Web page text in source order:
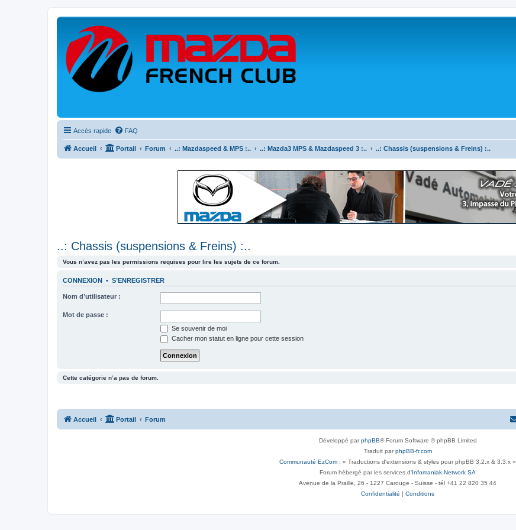
Accès rapide FAQ
Accueil Portail Forum ..: Mazdaspeed & MPS :.. ..: Mazda3 MPS & Mazdaspeed 3 :.. ..: Chassis (suspensions & Freins) :..
..: Chassis (suspensions & Freins) :..
Vous n’avez pas les permissions requises pour lire les sujets de ce forum.
CONNEXION • S’ENREGISTRER
Nom d’utilisateur :
Mot de passe :
Se souvenir de moi
Cacher mon statut en ligne pour cette session
Cette catégorie n’a pas de forum.
Accueil Portail Forum
Développé parphpBB® Forum Software © phpBB Limited
Traduit parphpBB-fr.com
Communauté EzCom : « Traductions d'extensions & styles pour phpBB 3.2.x & 3.3.x »
Forum hébergé par les services d’Infomaniak Network SA
Avenue de la Praille, 26 - 1227 Carouge - Suisse - tél +41 22 820 35 44
Confidentialité | Conditions